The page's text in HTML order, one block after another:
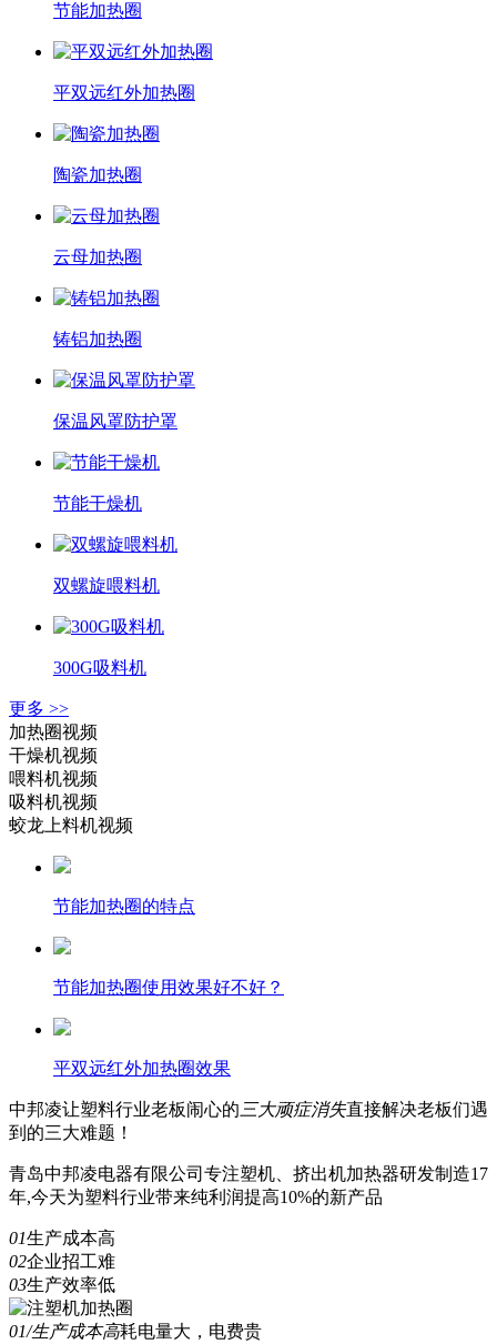
节能加热圈
平双远红外加热圈
陶瓷加热圈
云母加热圈
铸铝加热圈
保温风罩防护罩
节能干燥机
双螺旋喂料机
300G吸料机
更多 >>
加热圈视频
干燥机视频
喂料机视频
吸料机视频
蛟龙上料机视频
节能加热圈的特点
节能加热圈使用效果好不好？
平双远红外加热圈效果
中邦凌让塑料行业老板闹心的 三大顽症消失直接解决老板们遇
到的三大难题！
青岛中邦凌电器有限公司专注塑机、挤出机加热器研发制造17
年,今天为塑料行业带来纯利润提高10%的新产品
01生产成本高
02企业招工难
03生产效率低
01/生产成本高耗电量大，电费贵